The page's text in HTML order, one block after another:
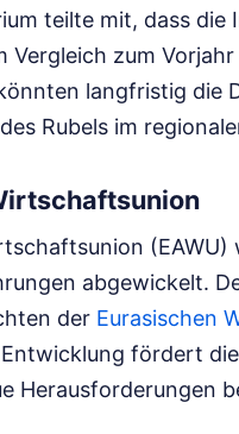
teilte mit, dass
Vergleich zum
langfristig die
Rubels im
abgewickelt.
der Eurasischen
fördert
Herausforderungen